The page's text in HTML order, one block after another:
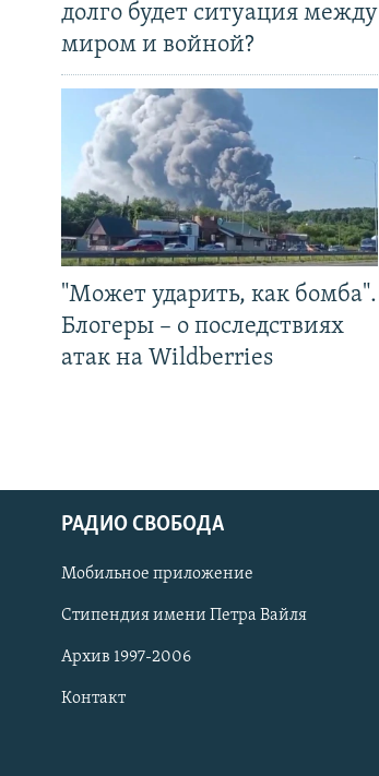
СОЦИАЛЬНЫЕ СЕТИ
долго будет ситуация между
миром и войной?
"Может ударить, как бомба".
Блогеры – о последствиях
атак на Wildberries
РАДИО СВОБОДА
Мобильное приложение
Стипендия имени Петра Вайля
Архив 1997-2006
Контакт